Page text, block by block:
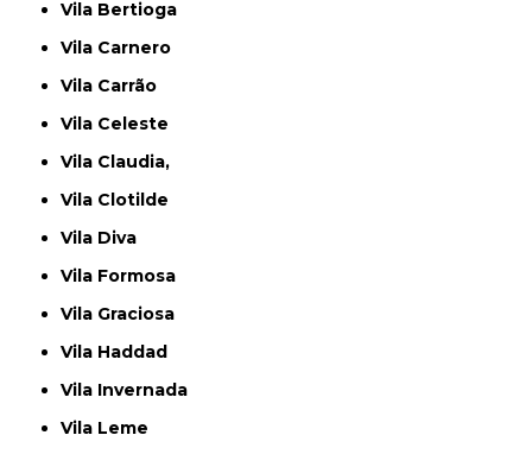
Vila Bertioga
Vila Carnero
Vila Carrão
Vila Celeste
Vila Claudia,
Vila Clotilde
Vila Diva
Vila Formosa
Vila Graciosa
Vila Haddad
Vila Invernada
Vila Leme